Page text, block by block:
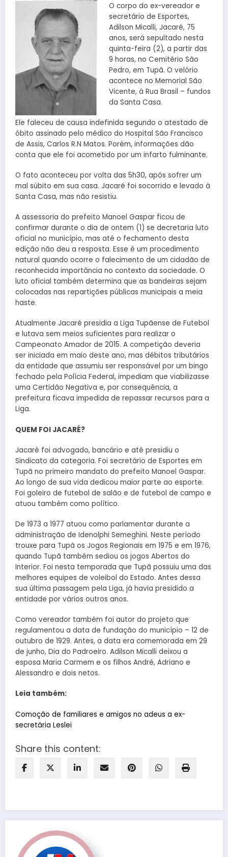
O corpo do ex-vereador e
secretário de Esportes,
Adilson Micalli, Jacaré, 75
anos, será sepultado nesta
quinta-feira (2), a partir das
9 horas, no Cemitério São
Pedro, em Tupã. O velório
acontece no Memorial São
Vicente, à Rua Brasil – fundos
da Santa Casa.
Ele faleceu de causa indefinida segundo o atestado de
óbito assinado pelo médico do Hospital São Francisco
de Assis, Carlos R.N Matos. Porém, informações dão
conta que ele foi acometido por um infarto fulminante.
O fato aconteceu por volta das 5h30, após sofrer um
mal súbito em sua casa. Jacaré foi socorrido e levado à
Santa Casa, mas não resistiu.
A assessoria do prefeito Manoel Gaspar ficou de
confirmar durante o dia de ontem (1) se decretaria luto
oficial no município, mas até o fechamento desta
edição não deu a resposta. Esse é um procedimento
natural quando ocorre o falecimento de um cidadão de
reconhecida importância no contexto da sociedade. O
luto oficial também determina que as bandeiras sejam
colocadas nas repartições públicas municipais a meia
haste.
Atualmente Jacaré presidia a Liga Tupãense de Futebol
e lutava sem meios suficientes para realizar o
Campeonato Amador de 2015. A competição deveria
ser iniciada em maio deste ano, mas débitos tributários
da entidade que assumiu ser responsável por um bingo
fechado pela Polícia Federal, impediam que viabilizasse
uma Certidão Negativa e, por consequência, a
prefeitura ficava impedida de repassar recursos para a
Liga.
QUEM FOI JACARÉ?
Jacaré foi advogado, bancário e até presidiu o
Sindicato da categoria. Foi secretário de Esportes em
Tupã no primeiro mandato do prefeito Manoel Gaspar.
Ao longo de sua vida dedicou maior parte ao esporte.
Foi goleiro de futebol de salão e de futebol de campo e
atuou também como político.
De 1973 a 1977 atuou como parlamentar durante a
administração de Idenolphi Semeghini. Neste período
trouxe para Tupã os Jogos Regionais em 1975 e em 1976,
quando Tupã também sediou os jogos Abertos do
Interior. Foi nesta temporada que Tupã possuiu uma das
melhores equipes de voleibol do Estado. Antes dessa
sua última passagem pela Liga, já havia presidido a
entidade por vários outros anos.
Como vereador também foi autor do projeto que
regulamentou a data de fundação do município – 12 de
outubro de 1929. Antes, a data era comemorada em 29
de junho, Dia do Padroeiro. Adilson Micalli deixou a
esposa Maria Carmem e os filhos André, Adriano e
Alessandro e dois netos.
Leia também:
Comoção de familiares e amigos no adeus a ex-
secretária Leslei
Share this content: